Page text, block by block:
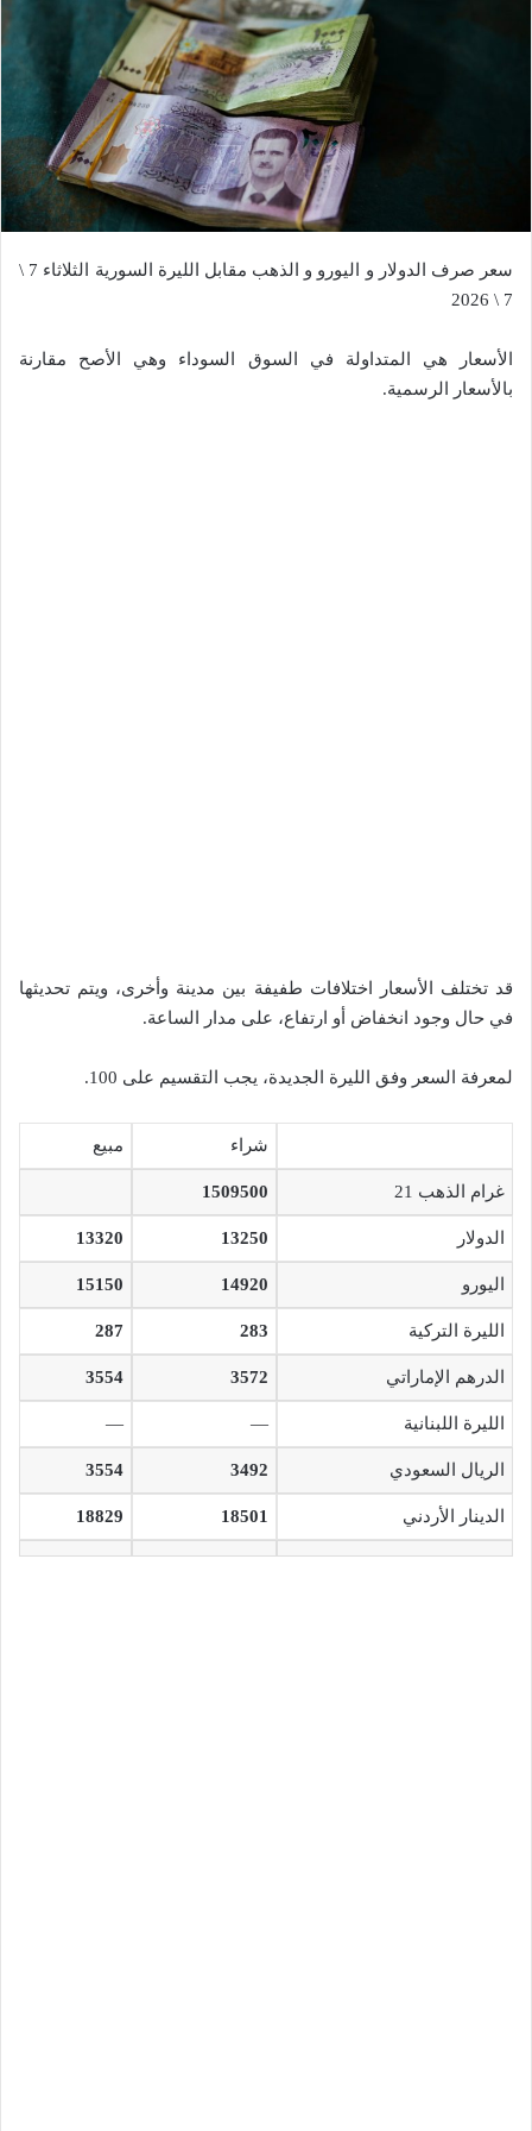
سعر صرف الدولار و اليورو و الذهب مقابل الليرة السورية الثلاثاء 7 \
7 \ 2026
الأسعار هي المتداولة في السوق السوداء وهي الأصح مقارنة
بالأسعار الرسمية.
قد تختلف الأسعار اختلافات طفيفة بين مدينة وأخرى، ويتم تحديثها
في حال وجود انخفاض أو ارتفاع، على مدار الساعة.
لمعرفة السعر وفق الليرة الجديدة، يجب التقسيم على 100.
شراء مبيع
غرام الذهب 21 1509500
الدولار 13250
13320
اليورو 14920
15150
الليرة التركية 283
287
الدرهم الإماراتي 3572
3554
الليرة اللبنانية —
—
الريال السعودي 3492
3554
الدينار الأردني 18501
18829